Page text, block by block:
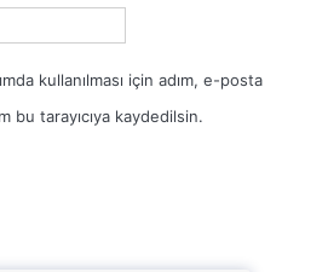
kullanılması için adım, e-posta
bu tarayıcıya kaydedilsin.